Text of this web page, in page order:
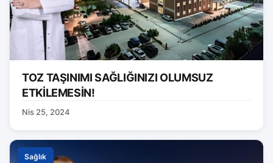
TOZ TAŞINIMI SAĞLIĞINIZI OLUMSUZ
ETKİLEMESİN!
Nis 25, 2024
Sağlık